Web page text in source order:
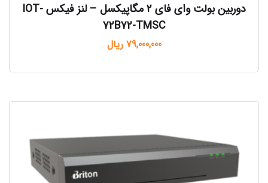
دوربین بولت وای فای ۲ مگاپیکسل – لنز فیکس IOT-
72B72-TMSC
79,000,000 ریال